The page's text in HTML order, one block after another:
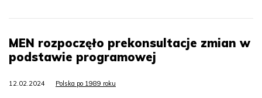
MEN rozpoczęło prekonsultacje zmian w
podstawie programowej
12.02.2024 Polska po 1989 roku